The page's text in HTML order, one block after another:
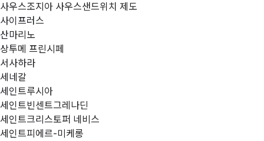
사우스조지아 사우스샌드위치 제도
사이프러스
산마리노
상투메 프린시페
서사하라
세네갈
세인트루시아
세인트빈센트그레나딘
세인트크리스토퍼 네비스
세인트피에르-미케롱